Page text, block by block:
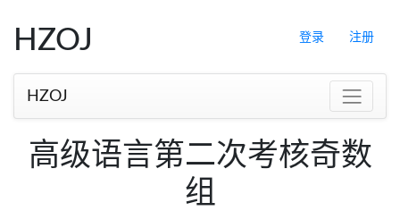
登录 注册
HZOJ
HZOJ
高级语言第二次考核奇数
组